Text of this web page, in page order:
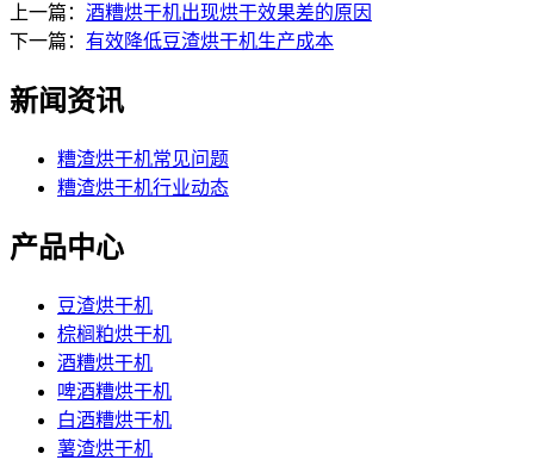
上一篇： 酒糟烘干机出现烘干效果差的原因
下一篇： 有效降低豆渣烘干机生产成本
新闻资讯
糟渣烘干机常见问题
糟渣烘干机行业动态
产品中心
豆渣烘干机
棕榈粕烘干机
酒糟烘干机
啤酒糟烘干机
白酒糟烘干机
薯渣烘干机